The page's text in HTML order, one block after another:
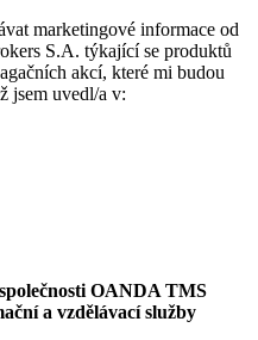
marketingové informace od
S.A. týkající se produktů
akcí, které mi budou
jsem uvedl/a v:
OANDA TMS
a vzdělávací služby